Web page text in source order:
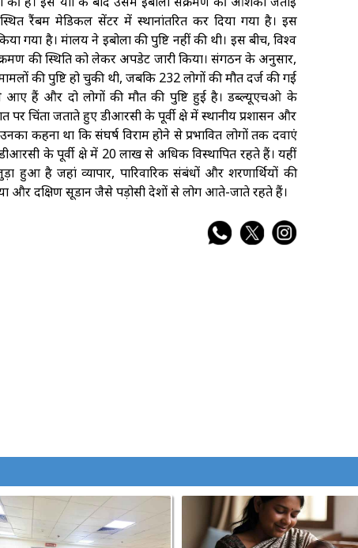
रैंबम मेडिकल सेंटर में स्थानांतरित कर दिया गया है। इस
गया है। मंत्रालय ने इबोला की पुष्टि नहीं की थी। इस बीच, विश्व
की स्थिति को लेकर अपडेट जारी किया। संगठन के अनुसार,
की पुष्टि हो चुकी थी, जबकि 232 लोगों की मौत दर्ज की गई
आए हैं और दो लोगों की मौत की पुष्टि हुई है। डब्ल्यूएचओ के
चिंता जताते हुए डीआरसी के पूर्वी क्षेत्र में स्थानीय प्रशासन और
कहना था कि संघर्ष विराम होने से प्रभावित लोगों तक दवाएं
के पूर्वी क्षेत्र में 20 लाख से अधिक विस्थापित रहते हैं। यहीं
हुआ है जहां व्यापार, पारिवारिक संबंधों और शरणार्थियों की
और दक्षिण सूडान जैसे पड़ोसी देशों से लोग आते-जाते रहते हैं।